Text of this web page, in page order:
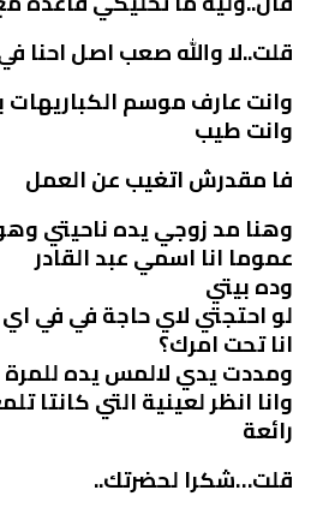
قلت..لا والله صعب اصل احنا
وانت عارف موسم
وانت طيب
فا مقدرش اتغيب عن العمل
وهنا مد زوجي يده ناحيتي
عموما انا اسمي عبد القادر
وده بيتي
لو احتجتي لاي حاجة في في
انا تحت امرك؟
ومددت يدي لالمس يده للمرة
وانا انظر لعينية التي كانتا
رائعة
قلت…شكرا لحضرتك..